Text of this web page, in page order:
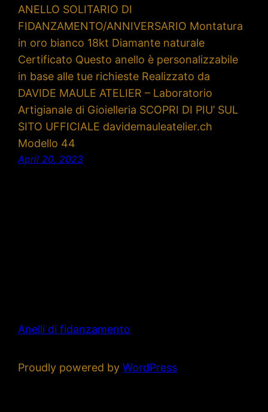
ANELLO SOLITARIO DI
FIDANZAMENTO/ANNIVERSARIO Montatura
in oro bianco 18kt Diamante naturale
Certificato Questo anello è personalizzabile
in base alle tue richieste Realizzato da
DAVIDE MAULE ATELIER – Laboratorio
Artigianale di Gioielleria SCOPRI DI PIU’ SUL
SITO UFFICIALE davidemauleatelier.ch
Modello 44
April 20, 2023
Anelli di fidanzamento
Proudly powered byWordPress